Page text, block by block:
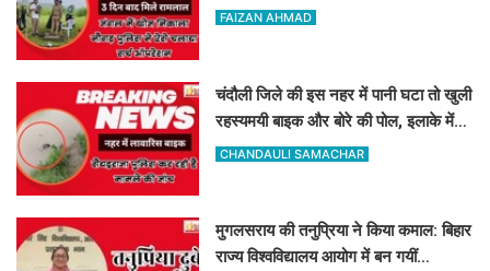
निकाला
FAIZAN AHMAD
चंदौली जिले की इस नहर में पानी घटा तो खुली
रहस्यमयी बाइक और बोरे की पोल, इलाके में
मचा हड़कंप
CHANDAULI SAMACHAR
मुगलसराय की तनुप्रिया ने किया कमाल: बिहार
राज्य विश्वविद्यालय आयोग में बन गयीं